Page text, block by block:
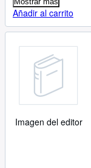
Añadir al carrito
Imagen del editor